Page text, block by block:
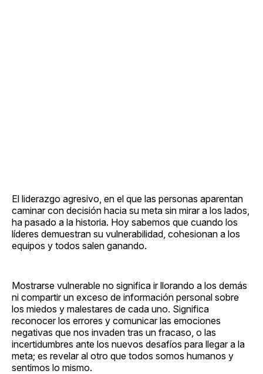
El liderazgo agresivo, en el que las personas aparentan
caminar con decisión hacia su meta sin mirar a los lados,
ha pasado a la historia. Hoy sabemos que cuando los
líderes demuestran su vulnerabilidad, cohesionan a los
equipos y todos salen ganando.
Mostrarse vulnerable no significa ir llorando a los demás
ni compartir un exceso de información personal sobre
los miedos y malestares de cada uno. Significa
reconocer los errores y comunicar las emociones
negativas que nos invaden tras un fracaso, o las
incertidumbres ante los nuevos desafíos para llegar a la
meta; es revelar al otro que todos somos humanos y
sentimos lo mismo.